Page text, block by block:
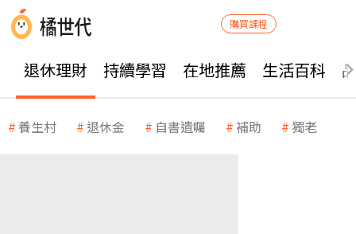
購買課程
退休理財 持續學習 在地推薦 生活百科
養生村 退休金 自書遺囑 補助 獨老